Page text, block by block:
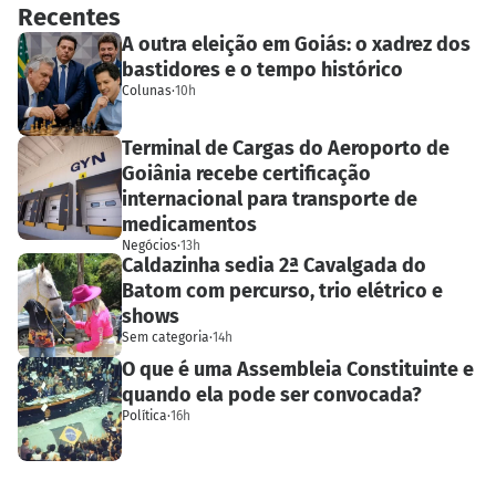
Recentes
A outra eleição em Goiás: o xadrez dos
bastidores e o tempo histórico
Colunas·10h
Terminal de Cargas do Aeroporto de
Goiânia recebe certificação
internacional para transporte de
medicamentos
Negócios·13h
Caldazinha sedia 2ª Cavalgada do
Batom com percurso, trio elétrico e
shows
Sem categoria·14h
O que é uma Assembleia Constituinte e
quando ela pode ser convocada?
Política·16h